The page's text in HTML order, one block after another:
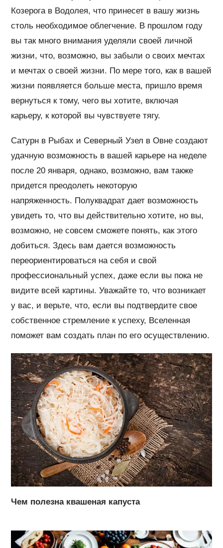
Козерога в Водолея, что принесет в вашу жизнь
столь необходимое облегчение. В прошлом году
вы так много внимания уделяли своей личной
жизни, что, возможно, вы забыли о своих мечтах
и ​​мечтах о своей жизни. По мере того, как в вашей
жизни появляется больше места, пришло время
вернуться к тому, чего вы хотите, включая
карьеру, к которой вы чувствуете тягу.
Сатурн в Рыбах и Северный Узел в Овне создают
удачную возможность в вашей карьере на неделе
после 20 января, однако, возможно, вам также
придется преодолеть некоторую
напряженность. Полуквадрат дает возможность
увидеть то, что вы действительно хотите, но вы,
возможно, не совсем сможете понять, как этого
добиться. Здесь вам дается возможность
переориентироваться на себя и свой
профессиональный успех, даже если вы пока не
видите всей картины. Уважайте то, что возникает
у вас, и верьте, что, если вы подтвердите свое
собственное стремление к успеху, Вселенная
поможет вам создать план по его осуществлению.
Чем полезна квашеная капуста